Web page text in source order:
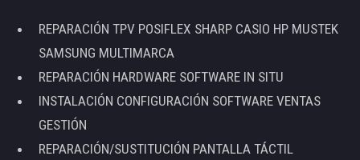
REPARACIÓN TPV POSIFLEX SHARP CASIO HP MUSTEK
SAMSUNG MULTIMARCA
REPARACIÓN HARDWARE SOFTWARE IN SITU
INSTALACIÓN CONFIGURACIÓN SOFTWARE VENTAS
GESTIÓN
REPARACIÓN/SUSTITUCIÓN PANTALLA TÁCTIL